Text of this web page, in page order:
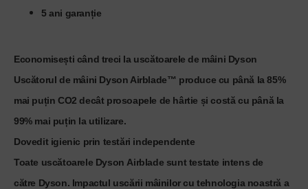
5 ani garanție
Economisești când treci la uscătoarele de mâini Dyson
Uscătorul de mâini Dyson Airblade™ produce cu până la 85%
mai puțin CO2 decât prosoapele de hârtie și costă cu până la
99% mai puțin la utilizare.
Dovedit igienic prin testări independente
Toate uscătoarele Dyson Airblade sunt testate intens de
către Dyson. Impactul uscării mâinilor cu tehnologia noastră a